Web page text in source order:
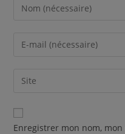
Enregistrer mon nom,